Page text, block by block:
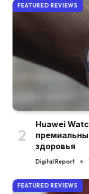
FEATURED REVIEWS
Huawei
здоровья
Digital Report
FEATURED REVIEWS